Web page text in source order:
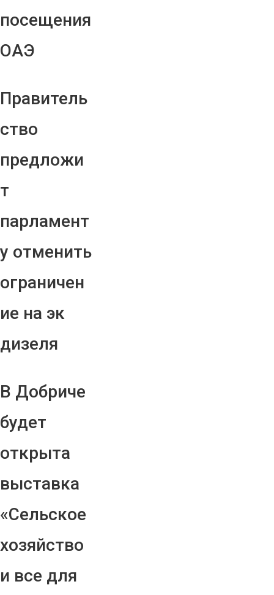
посещения
ОАЭ
Правитель
ство
предложи
т
парламент
у отменить
ограничен
ие на эк
дизеля
В Добриче
будет
открыта
выставка
«Сельское
хозяйство
и все для